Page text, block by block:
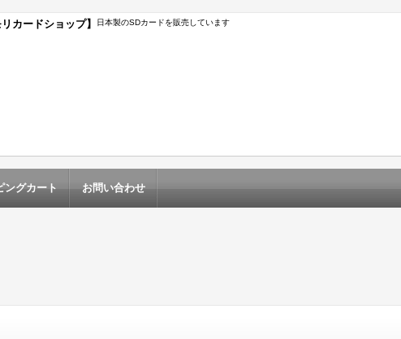
カードショップ】 日本製のSDカードを販売しています
ングカート お問い合わせ